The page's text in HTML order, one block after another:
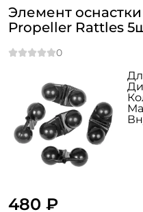
Элемент
Propeller Rattles
480 ₽